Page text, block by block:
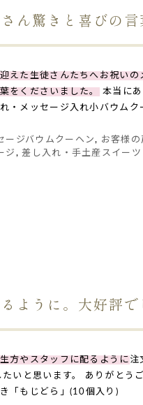
ん驚きと喜びの言
えた生徒さんたちへお祝いの
をくださいました。
本当に
・メッセージ入れ小バウム
ージバウムクーヘン, お客様の
ジ ,差し入れ・手土産スイー
ように。大好評で
方やスタッフに配るように 注
いと思います。 ありがとう
「もじどら」(10個入り)